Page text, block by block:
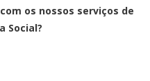
os nossos serviços de
Social?